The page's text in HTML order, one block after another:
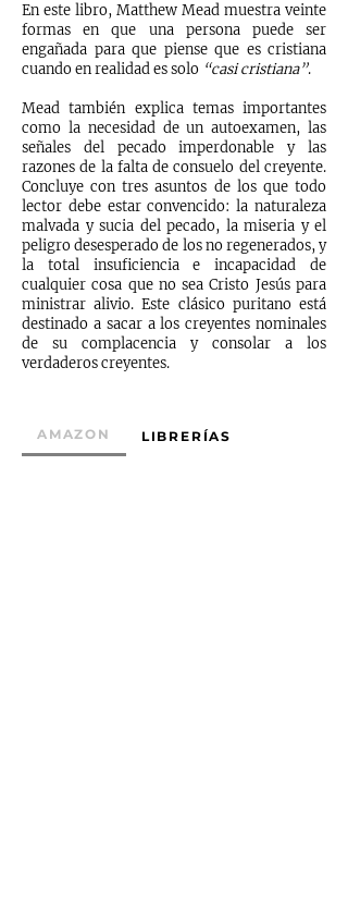
En este libro, Matthew Mead muestra veinte
formas en que una persona puede ser
engañada para que piense que es cristiana
cuando en realidad es solo “casi cristiana”.
Mead también explica temas importantes
como la necesidad de un autoexamen, las
señales del pecado imperdonable y las
razones de la falta de consuelo del creyente.
Concluye con tres asuntos de los que todo
lector debe estar convencido: la naturaleza
malvada y sucia del pecado, la miseria y el
peligro desesperado de los no regenerados, y
la total insuficiencia e incapacidad de
cualquier cosa que no sea Cristo Jesús para
ministrar alivio. Este clásico puritano está
destinado a sacar a los creyentes nominales
de su complacencia y consolar a los
verdaderos creyentes.
AMAZON LIBRERÍAS